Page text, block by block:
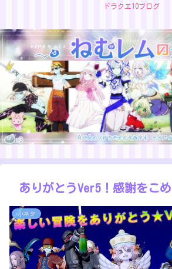
ドラクエ10ブログ
ありがとうVer5！感謝をこ
小ネタ